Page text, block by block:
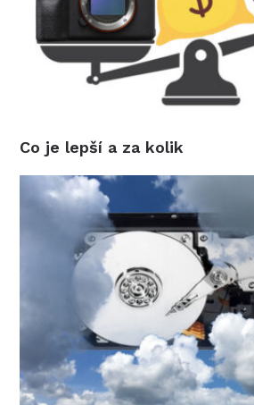
Co je lepší a za kolik